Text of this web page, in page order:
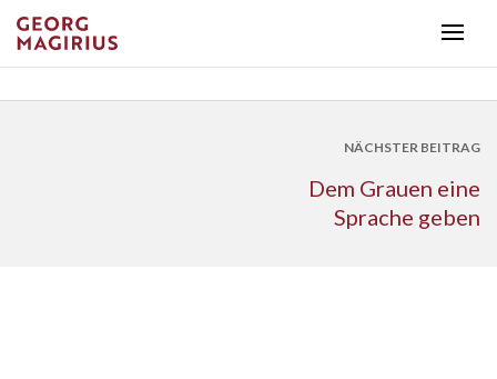
NÄCHSTER BEITRAG
Dem Grauen eine
Sprache geben